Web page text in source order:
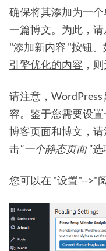
确保将其添加为一
一篇博文。为此，
"添加新内容 "按钮
引擎优化的内容 ，
请注意，
容。鉴于您需要设置
博客页面和博文，
击"一个静态页面 "选
您可以在 "设置"-->"